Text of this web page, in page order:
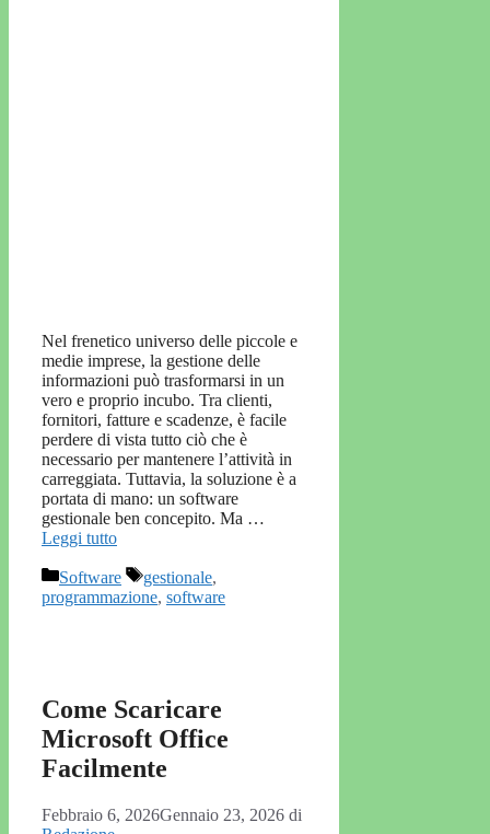
Nel frenetico universo delle piccole e
medie imprese, la gestione delle
informazioni può trasformarsi in un
vero e proprio incubo. Tra clienti,
fornitori, fatture e scadenze, è facile
perdere di vista tutto ciò che è
necessario per mantenere l’attività in
carreggiata. Tuttavia, la soluzione è a
portata di mano: un software
gestionale ben concepito. Ma …
Leggi tutto
Categorie
Software Tag
gestionale,
programmazione, software
Come Scaricare
Microsoft Office
Facilmente
Febbraio 6, 2026Gennaio 23, 2026 di